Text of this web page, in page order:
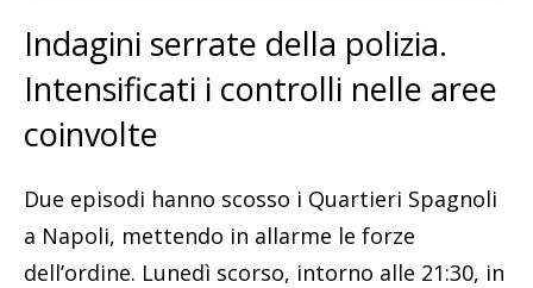
Indagini serrate della polizia.
Intensificati i controlli nelle aree
coinvolte
Due episodi hanno scosso i Quartieri Spagnoli
a Napoli, mettendo in allarme le forze
dell’ordine. Lunedì scorso, intorno alle 21:30, in